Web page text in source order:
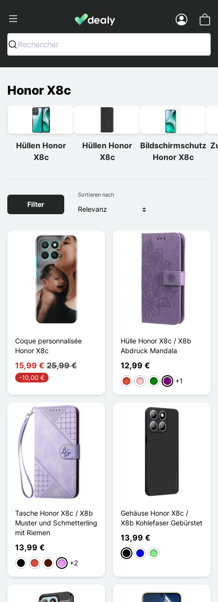
Dealy - Hüllen und Zubehör für
Rechercher
Honor X8c
Hüllen Honor
X8c
Hüllen Honor
X8c
Bildschirmschutz
Honor X8c
Filter
Sortieren nach
Coque personnalisée
Honor X8c
15,99 € 25,99 €
-10,00 €
Hülle Honor X8c / X8b
Abdruck Mandala
12,99 €
Rot PinkGrünViolett
+1
Tasche Honor X8c / X8b
Muster und Schmetterling
mit Riemen
13,99 €
Schwarz
Rot Dunkelbraun
Hellviolett
+2
Gehäuse Honor X8c /
X8b Kohlefaser Gebürstet
13,99 €
Schwarz
BlauHellgrün